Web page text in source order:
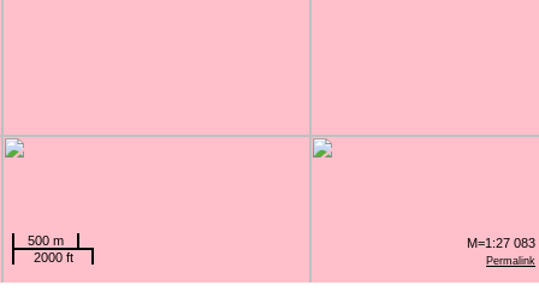
Permalink
500 m
2000 ft
M=1:27 083